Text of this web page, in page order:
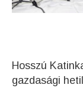
Hosszú
gazdasági